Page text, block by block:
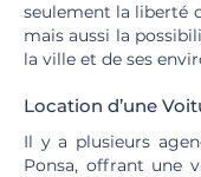
seulement la liberté
mais aussi la
la ville et de ses
Location d’une
Il y a plusieurs
Ponsa, offrant une